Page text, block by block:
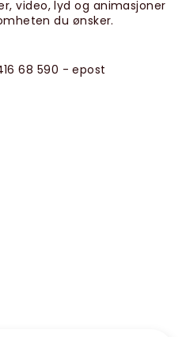
video, lyd og animasjoner
du ønsker.
68 590 - epost